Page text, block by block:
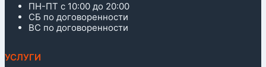
ПН-ПТ с 10:00 до 20:00
СБ по договоренности
ВС по договоренности
УСЛУГИ